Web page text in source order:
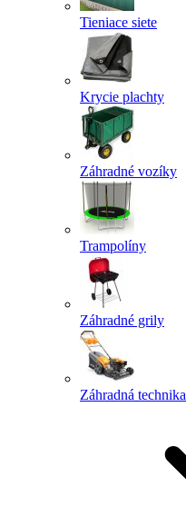
Tieniace siete
Krycie plachty
Záhradné vozíky
Trampolíny
Záhradné grily
Záhradná technika